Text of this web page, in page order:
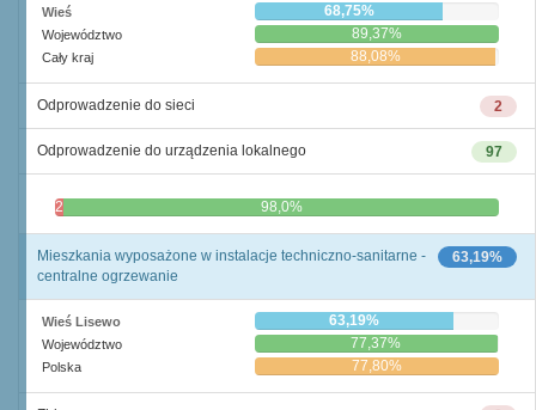
Wieś 68,75%
Województwo 89,37%
Cały kraj 88,08%
2
Odprowadzenie do sieci
97
Odprowadzenie do urządzenia lokalnego
2,0% 98,0%
63,19%
Mieszkania wyposażone w instalacje techniczno-sanitarne -
centralne ogrzewanie
Wieś Lisewo 63,19%
Województwo 77,37%
Polska 77,80%